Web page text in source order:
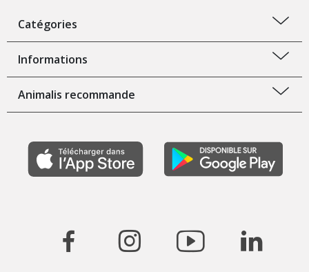
Catégories
Informations
Animalis recommande